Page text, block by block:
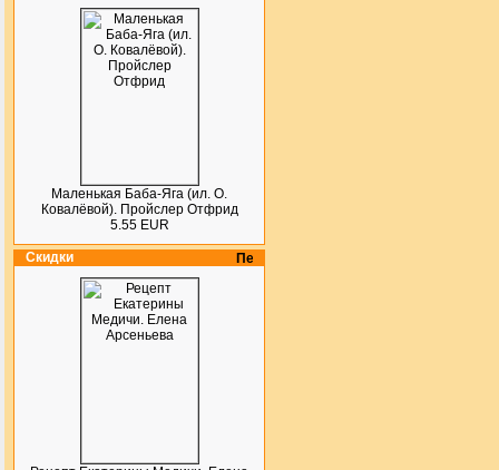
Маленькая Баба-Яга (ил. О.
Ковалёвой). Пройслер Отфрид
5.55 EUR
Скидки